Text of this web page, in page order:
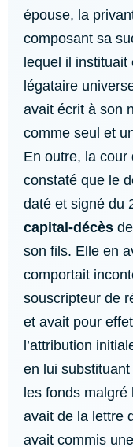
épouse, la
composant sa
lequel il
légataire
avait écrit à son
comme seul et
En outre, la cour
constaté que le
daté et signé du
capital-décès
son fils. Elle en
comportait
souscripteur de
et avait pour
l’attribution
en lui
les fonds malgré
avait de la lettre
avait commis